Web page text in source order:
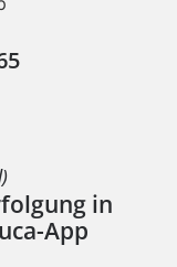
in
App